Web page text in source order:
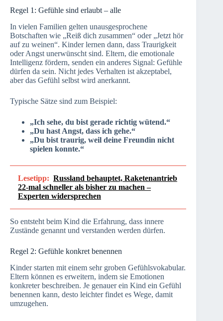
Regel 1: Gefühle sind erlaubt – alle
In vielen Familien gelten unausgesprochene
Botschaften wie „Reiß dich zusammen“ oder „Jetzt hör
auf zu weinen“. Kinder lernen dann, dass Traurigkeit
oder Angst unerwünscht sind. Eltern, die emotionale
Intelligenz fördern, senden ein anderes Signal: Gefühle
dürfen da sein. Nicht jedes Verhalten ist akzeptabel,
aber das Gefühl selbst wird anerkannt.
Typische Sätze sind zum Beispiel:
„Ich sehe, du bist gerade richtig wütend.“
„Du hast Angst, dass ich gehe.“
„Du bist traurig, weil deine Freundin nicht
spielen konnte.“
Lesetipp: Russland behauptet, Raketenantrieb
22-mal schneller als bisher zu machen –
Experten widersprechen
So entsteht beim Kind die Erfahrung, dass innere
Zustände genannt und verstanden werden dürfen.
Regel 2: Gefühle konkret benennen
Kinder starten mit einem sehr groben Gefühlsvokabular.
Eltern können es erweitern, indem sie Emotionen
konkreter beschreiben. Je genauer ein Kind ein Gefühl
benennen kann, desto leichter findet es Wege, damit
umzugehen.